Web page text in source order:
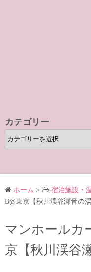
カテゴリー
カ
テ
リ
ー ホーム > 宿泊施設・
B@東京【秋川渓谷瀬音の湯
マンホールカ
京【秋川渓谷